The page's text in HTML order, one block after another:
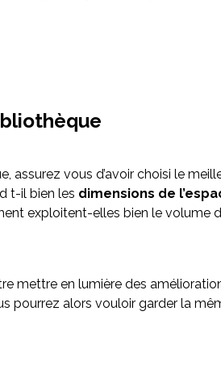
assurez vous d’avoir choisi le
t-il bien les dimensions de
exploitent-elles bien le volume
mettre en lumière des
pourrez alors vouloir garder la